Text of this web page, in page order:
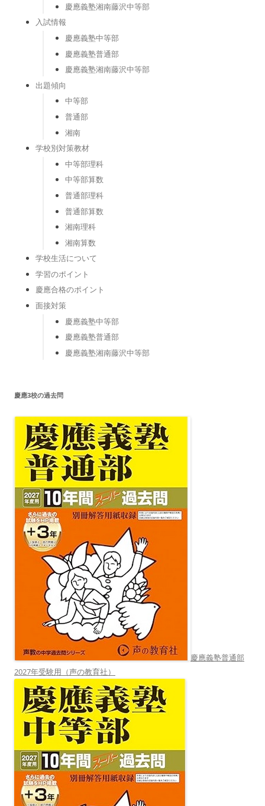
慶應義塾湘南藤沢中等部
入試情報
慶應義塾中等部
慶應義塾普通部
慶應義塾湘南藤沢中等部
出題傾向
中等部
普通部
湘南
学校別対策教材
中等部理科
中等部算数
普通部理科
普通部算数
湘南理科
湘南算数
学校生活について
学習のポイント
慶應合格のポイント
面接対策
慶應義塾中等部
慶應義塾普通部
慶應義塾湘南藤沢中等部
慶應3校の過去問
慶應義塾普通部
2027年受験用（声の教育社）